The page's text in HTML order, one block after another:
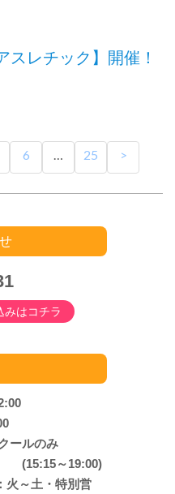
スレチック】開催！
6 … 25 >
みはコチラ
ールのみ
(15:15～19:00)
火～土・特別営